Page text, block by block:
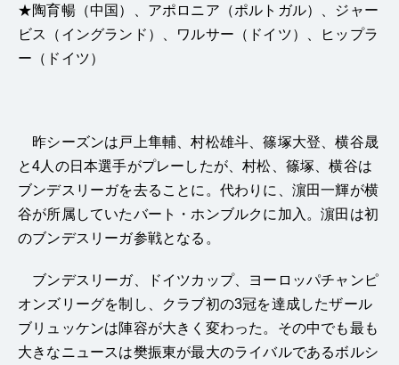
★陶育暢（中国）、アポロニア（ポルトガル）、ジャー
ビス（イングランド）、ワルサー（ドイツ）、ヒップラ
ー（ドイツ）
昨シーズンは戸上隼輔、村松雄斗、篠塚大登、横谷晟
と4人の日本選手がプレーしたが、村松、篠塚、横谷は
ブンデスリーガを去ることに。代わりに、濵田一輝が横
谷が所属していたバート・ホンブルクに加入。濵田は初
のブンデスリーガ参戦となる。
ブンデスリーガ、ドイツカップ、ヨーロッパチャンピ
オンズリーグを制し、クラブ初の3冠を達成したザール
ブリュッケンは陣容が大きく変わった。その中でも最も
大きなニュースは樊振東が最大のライバルであるボルシ